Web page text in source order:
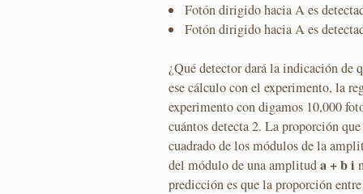
Fotón dirigido hacia A es
Fotón dirigido hacia A es
¿Qué detector dará la indicación de
ese cálculo con el experimento, la
experimento con digamos 10,000
cuántos detecta 2. La proporción
cuadrado de los módulos de la
del módulo de una amplituda + b i
predicción es que la proporción